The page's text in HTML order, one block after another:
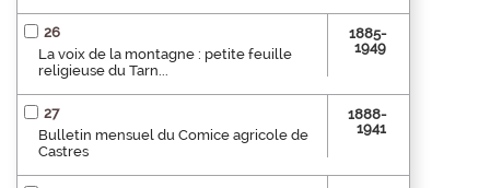
26
La voix de la montagne : petite feuille
religieuse du Tarn...
1885-
1949
27
Bulletin mensuel du Comice agricole de
Castres
1888-
1941